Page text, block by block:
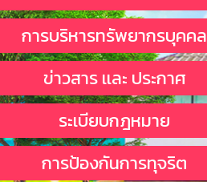
การบริหารทรัพยากรบุคคล
ข่าวสาร เเละ ประกาศ
ระเบียบกฎหมาย
การป้องกันการทุจริต